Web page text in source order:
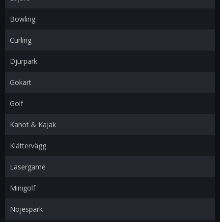
Bowling
Curling
Djurpark
Gokart
Golf
Kanot & Kajak
Klättervägg
Lasergame
Minigolf
Nöjespark